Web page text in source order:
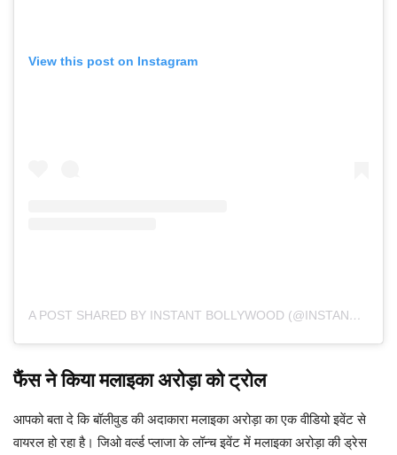
View this post on Instagram
A POST SHARED BY INSTANT BOLLYWOOD (@INSTANTBOLLYWOOD)
फैंस ने किया मलाइका अरोड़ा को ट्रोल
आपको बता दे कि बॉलीवुड की अदाकारा मलाइका अरोड़ा का एक वीडियो इवेंट से
वायरल हो रहा है। जिओ वर्ल्ड प्लाजा के लॉन्च इवेंट में मलाइका अरोड़ा की ड्रेस